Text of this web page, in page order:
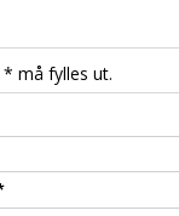
må fylles ut.